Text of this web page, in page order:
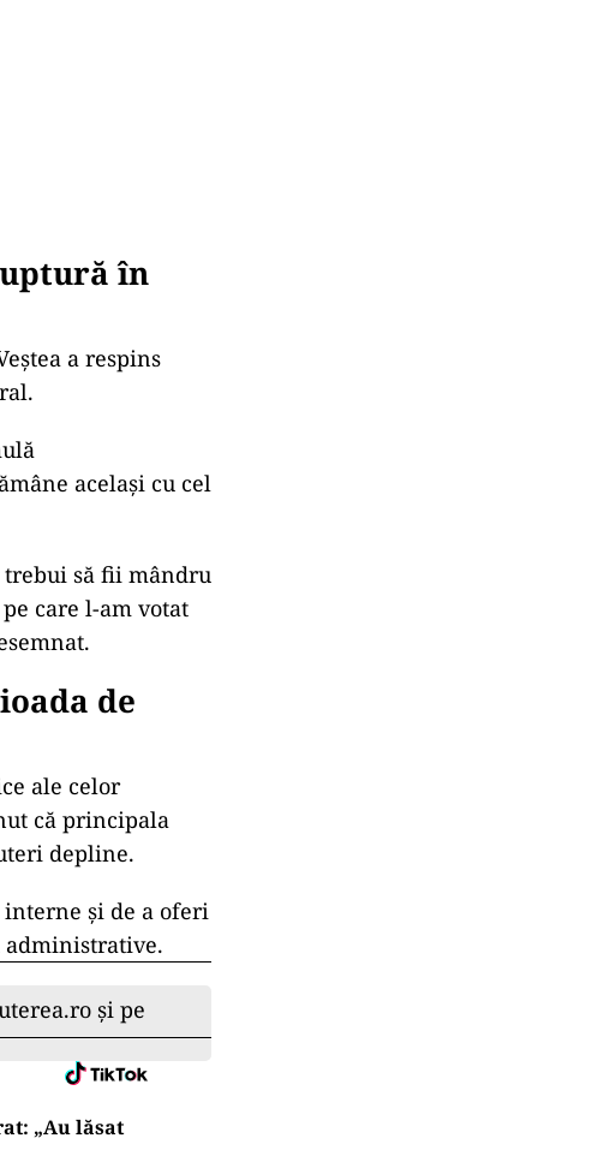
în
a respins
același cu cel
trebui să fii mândru
care l-am votat
de
ale celor
că principala
depline.
și de a oferi
administrative.
și pe
„Au lăsat